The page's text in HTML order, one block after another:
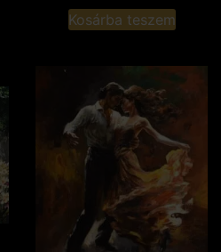
Kosárba teszem